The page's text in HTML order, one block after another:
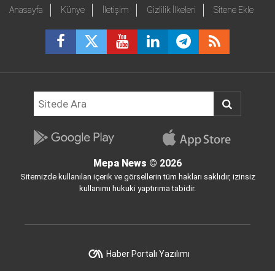
Anasayfa Künye İletişim Gizlilik İlkeleri Sitene Ekle
Mepa News © 2026
Sitemizde kullanılan içerik ve görsellerin tüm hakları saklıdır, izinsiz
kullanımı hukuki yaptırıma tabidir.
Haber Portalı Yazılımı